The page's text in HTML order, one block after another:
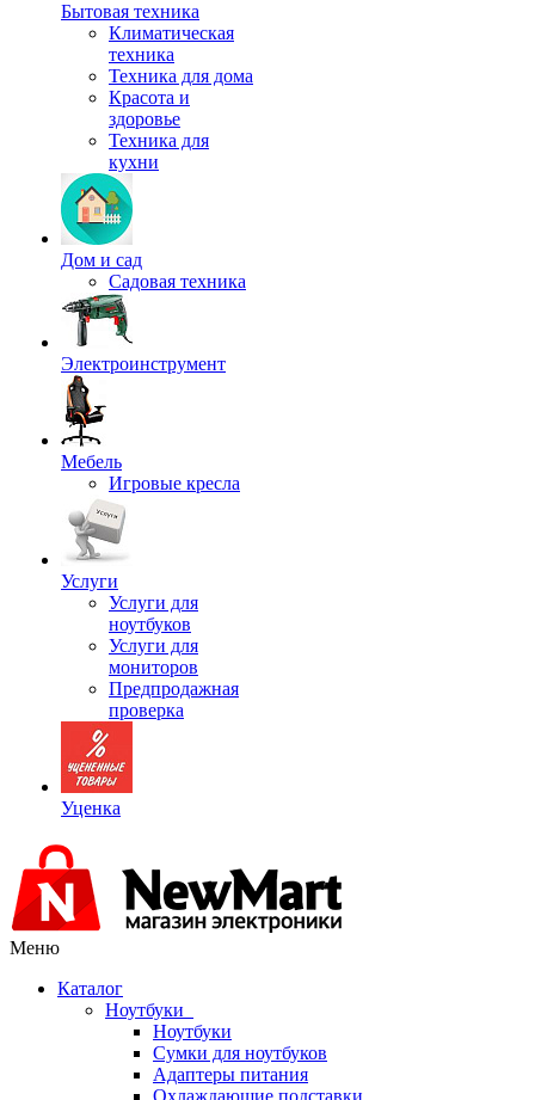
Бытовая техника
Климатическая
техника
Техника для дома
Красота и
здоровье
Техника для
кухни
Дом и сад
Садовая техника
Электроинструмент
Мебель
Игровые кресла
Услуги
Услуги для
ноутбуков
Услуги для
мониторов
Предпродажная
проверка
Уценка
Меню
Каталог
Ноутбуки
Ноутбуки
Сумки для ноутбуков
Адаптеры питания
Охлаждающие подставки